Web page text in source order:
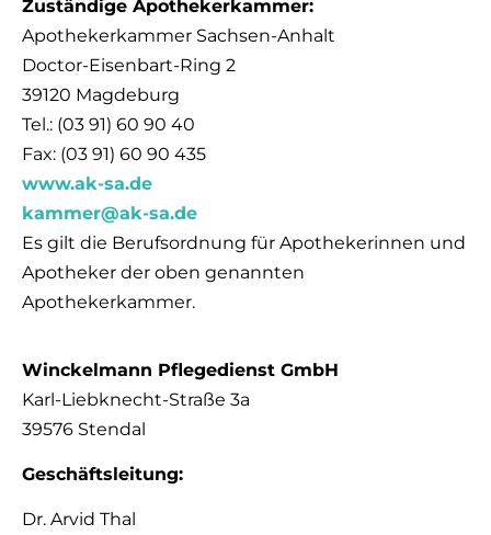
Zuständige Apothekerkammer:
Apothekerkammer Sachsen-Anhalt
Doctor-Eisenbart-Ring 2
39120 Magdeburg
Tel.: (03 91) 60 90 40
Fax: (03 91) 60 90 435
www.ak-sa.de
kammer@ak-sa.de
Es gilt die Berufsordnung für Apothekerinnen und
Apotheker der oben genannten
Apothekerkammer.
Winckelmann Pflegedienst GmbH
Karl-Liebknecht-Straße 3a
39576 Stendal
Geschäftsleitung:
Dr. Arvid Thal